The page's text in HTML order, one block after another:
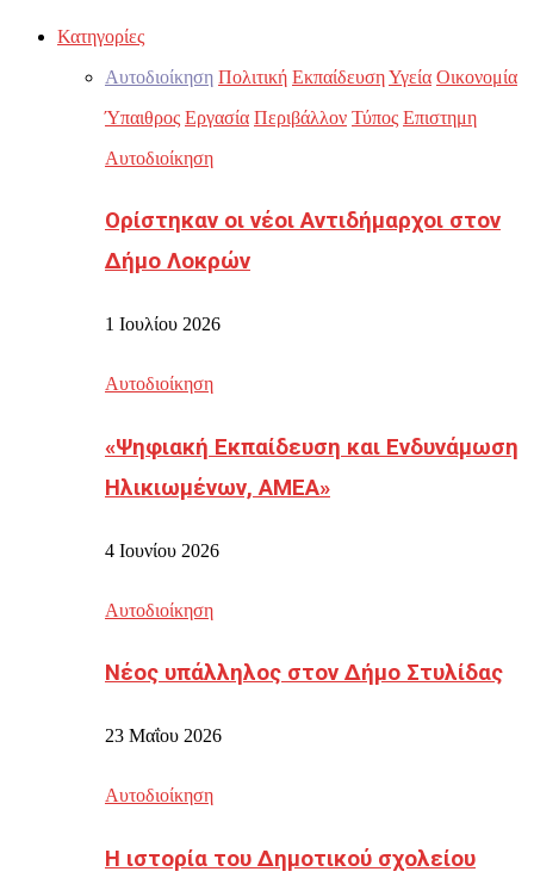
Κατηγορίες
Αυτοδιοίκηση Πολιτική ΕκπαίδευσηΥγεία Οικονομία
Ύπαιθρος Εργασία Περιβάλλον Τύπος Επιστημη
Αυτοδιοίκηση
Ορίστηκαν οι νέοι Αντιδήμαρχοι στον
Δήμο Λοκρών
1 Ιουλίου 2026
Αυτοδιοίκηση
«Ψηφιακή Εκπαίδευση και Ενδυνάμωση
Ηλικιωμένων, ΑΜΕΑ»
4 Ιουνίου 2026
Αυτοδιοίκηση
Νέος υπάλληλος στον Δήμο Στυλίδας
23 Μαΐου 2026
Αυτοδιοίκηση
Η ιστορία του Δημοτικού σχολείου